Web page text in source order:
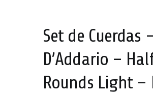
Set de Cuerdas
D’Addario –
Rounds Light –